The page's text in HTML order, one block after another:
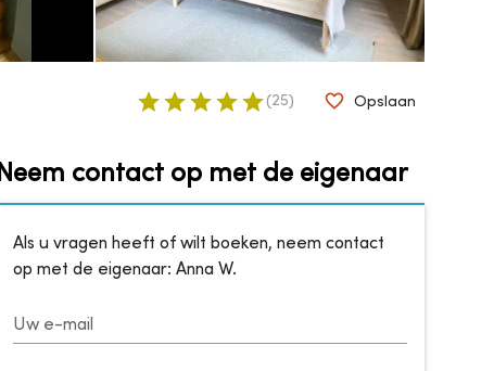
( 25 ) Opslaan
Neem contact op met de eigenaar
Als u vragen heeft of wilt boeken, neem contact
op met de eigenaar: Anna W.
Uw e-mail